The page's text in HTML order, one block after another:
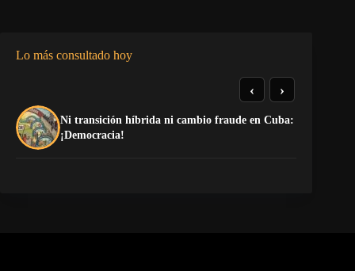
Lo más consultado hoy
Ni transición híbrida ni cambio fraude en Cuba:
¡Democracia!
‹ ›